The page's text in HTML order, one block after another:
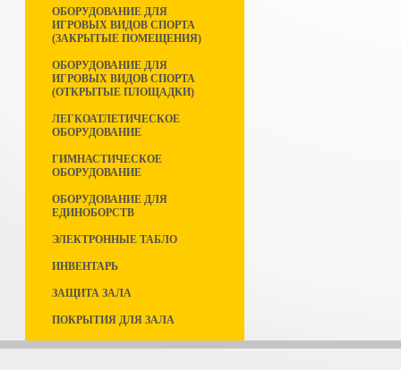
ОБОРУДОВАНИЕ ДЛЯ
ИГРОВЫХ ВИДОВ СПОРТА
(ЗАКРЫТЫЕ ПОМЕЩЕНИЯ)
ОБОРУДОВАНИЕ ДЛЯ
ИГРОВЫХ ВИДОВ СПОРТА
(ОТКРЫТЫЕ ПЛОЩАДКИ)
ЛЕГКОАТЛЕТИЧЕСКОЕ
ОБОРУДОВАНИЕ
ГИМНАСТИЧЕСКОЕ
ОБОРУДОВАНИЕ
ОБОРУДОВАНИЕ ДЛЯ
ЕДИНОБОРСТВ
ЭЛЕКТРОННЫЕ ТАБЛО
ИНВЕНТАРЬ
ЗАЩИТА ЗАЛА
ПОКРЫТИЯ ДЛЯ ЗАЛА